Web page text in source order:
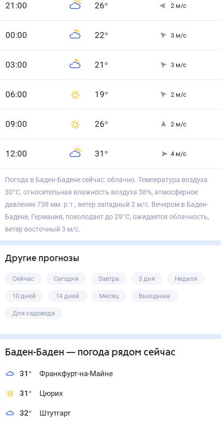
21 :00 26° 2 м/с
00:00 22° 3 м/с
03:00 21 ° 3 м/с
06:00 19° 2 м/с
09:00 26° 2 м/с
12:00 31 ° 4 м/с
Погода в Баден-Бадене сейчас: облачно. Температура воздуха
30°С, относительная влажность воздуха 38%, атмосферное
давление 738 мм. р.т., ветер западный 2 м/с. Вечером в Баден-
Бадене, Германия, похолодает до 29°С, ожидается облачность,
ветер восточный 3 м/с.
Другие прогнозы
Сейчас Сегодня Завтра 3 дня Неделя
10 дней 14 дней Месяц Выходные
Для садовода
Баден-Баден — погода рядом сейчас
31° Франкфурт-на-Майне
31° Цюрих
32° Штутгарт